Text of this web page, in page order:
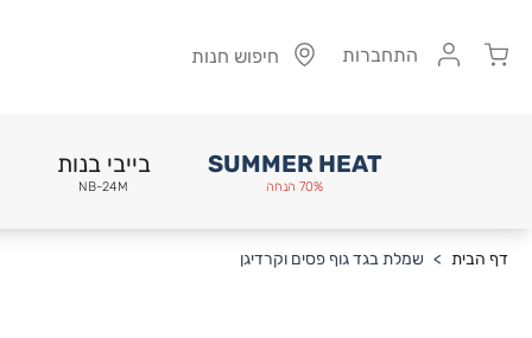
Cart התחברות חיפוש חנות
SUMMER HEAT
70% הנחה
בייבי בנות
NB-24M
דף הבית > שמלת בגד גוף פסים וקרדיגן